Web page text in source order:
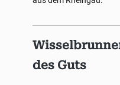
des Guts